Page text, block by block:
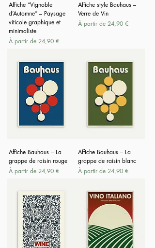
Affiche “Vignoble
d’Automne” – Paysage
viticole graphique et
minimaliste
À partir de 24,90 €
Prix promotionnel
Affiche style Bauhaus –
Verre de Vin
À partir de 24,90 €
Prix promotionnel
Affiche Bauhaus – La
grappe de raisin rouge
À partir de 24,90 €
Prix promotionnel
Affiche Bauhaus – La
grappe de raisin blanc
À partir de 24,90 €
Prix promotionnel